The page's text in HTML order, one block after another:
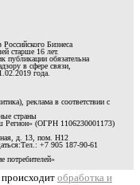
Бизнеса
старше 16 лет.
публикации обязательна
в сфере связи,
года.
реклама в соответствии с
страны
Регион» (ОГРН 1106230001173)
д. 13, пом. Н12
+7 905 187-90-61
обработка и